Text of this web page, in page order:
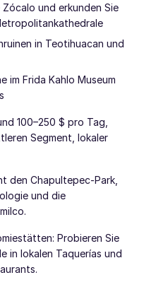
und erkunden Sie
in Teotihuacan und
im Frida Kahlo Museum
100–250 $ pro Tag,
Segment, lokaler
den Chapultepec-Park,
und die
Probieren Sie
in lokalen Taquerías und